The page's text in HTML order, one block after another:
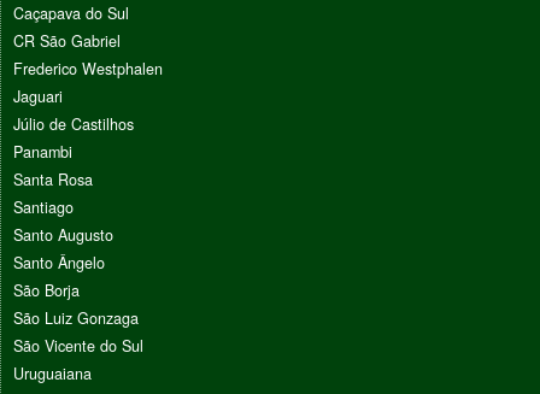
Caçapava do Sul
CR São Gabriel
Frederico Westphalen
Jaguari
Júlio de Castilhos
Panambi
Santa Rosa
Santiago
Santo Augusto
Santo Ângelo
São Borja
São Luiz Gonzaga
São Vicente do Sul
Uruguaiana